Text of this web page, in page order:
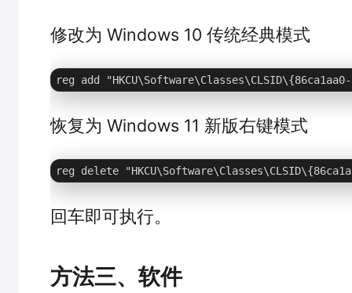
修改为 Windows 10 传统经典模式
reg add
恢复为 Windows 11 新版右键模式
reg delete
回车即可执行。
方法三、软件